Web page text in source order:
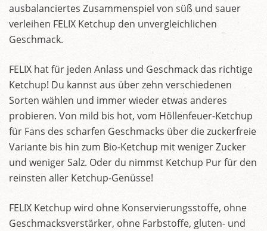
ausbalanciertes Zusammenspiel von süß und sauer
verleihen FELIX Ketchup den unvergleichlichen
Geschmack.
FELIX hat für jeden Anlass und Geschmack das richtige
Ketchup! Du kannst aus über zehn verschiedenen
Sorten wählen und immer wieder etwas anderes
probieren. Von mild bis hot, vom Höllenfeuer-Ketchup
für Fans des scharfen Geschmacks über die zuckerfreie
Variante bis hin zum Bio-Ketchup mit weniger Zucker
und weniger Salz. Oder du nimmst Ketchup Pur für den
reinsten aller Ketchup-Genüsse!
FELIX Ketchup wird ohne Konservierungsstoffe, ohne
Geschmacksverstärker, ohne Farbstoffe, gluten- und